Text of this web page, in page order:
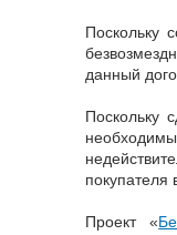
Поскольку
данный
Поскольку
Проект «